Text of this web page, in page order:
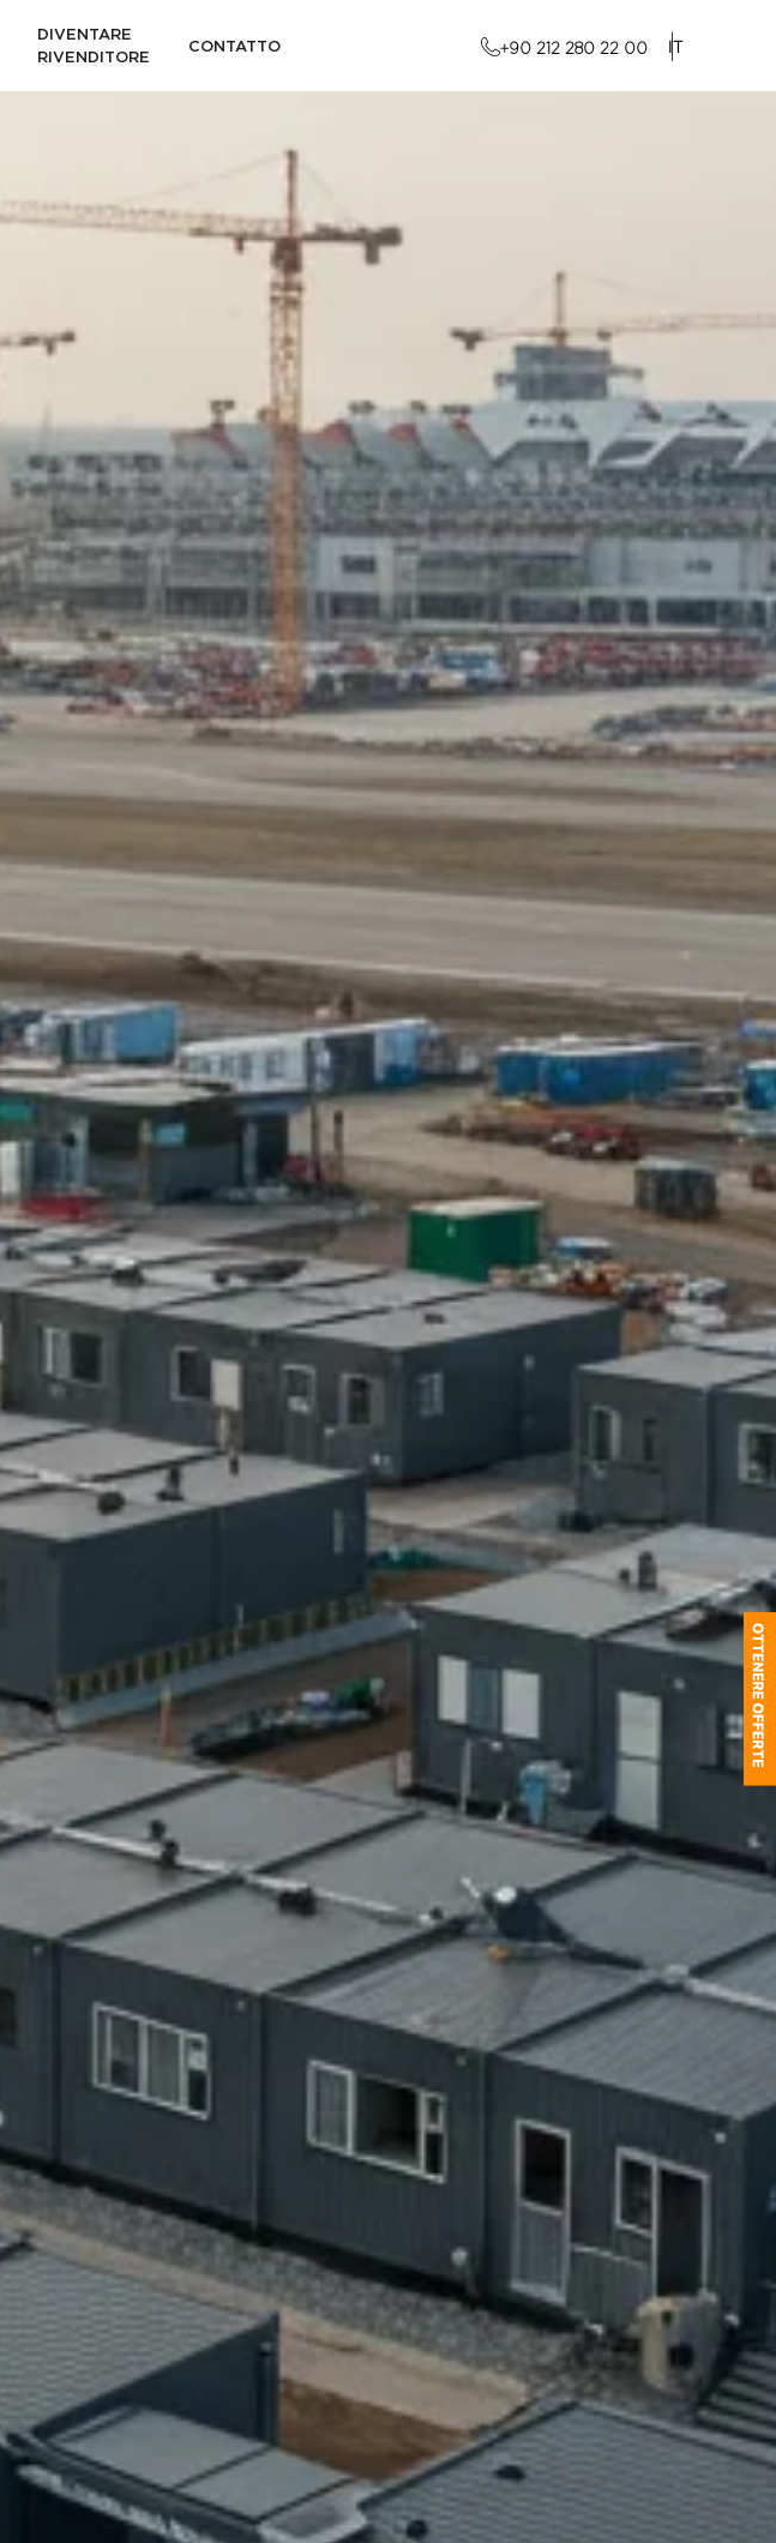
+90 212 280 22 00 IT
DIVENTARE
RIVENDITORE
CONTATTO